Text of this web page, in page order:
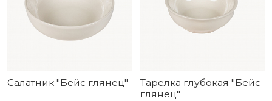
Салатник "Бейс глянец"
Тарелка глубокая "Бейс
глянец"